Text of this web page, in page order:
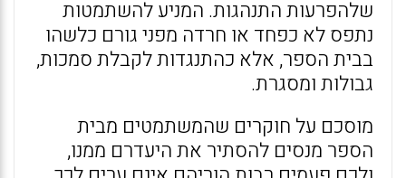
שלהפרעות התנהגות. המניע להשתמטות
נתפס לא כפחד או חרדה מפני גורם כלשהו
בבית הספר, אלא כהתנגדות לקבלת סמכות,
גבולות ומסגרת.
מוסכם על חוקרים שהמשתמטים מבית
הספר מנסים להסתיר את היעדרם ממנו,